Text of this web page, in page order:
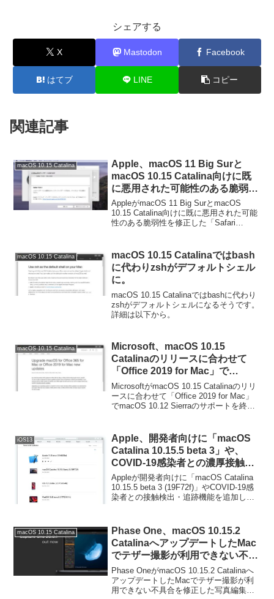
シェアする
X Mastodon Facebook
はてブ LINE コピー
関連記事
macOS 10.15 Catalina
Apple、macOS 11 Big Surと
macOS 10.15 Catalina向けに既
に悪用された可能性のある脆弱性
を修正した「Safari 15.6.1」をリ
リース。
AppleがmacOS 11 Big SurとmacOS
10.15 Catalina向けに既に悪用された可能
性のある脆弱性を修正した「Safari
macOS 10.15 Catalina
macOS 10.15 Catalinaではbash
に代わりzshがデフォルトシェル
に。
macOS 10.15 Catalinaではbashに代わり
zshがデフォルトシェルになるそうです。
詳細は以下から。
macOS 10.15 Catalina
Microsoft、macOS 10.15
Catalinaのリリースに合わせて
「Office 2019 for Mac」で
macOS 10.12 Sierraのサポート
を終了。Office 2011はCatalinaで
は起動不可能に。
MicrosoftがmacOS 10.15 Catalinaのリリ
ースに合わせて「Office 2019 for Mac」
でmacOS 10.12 Sierraのサポートを終了
iOS13
Apple、開発者向けに「macOS
Catalina 10.15.5 beta 3」や、
COVID-19感染者との濃厚接触の
可能性を検出する機能を追加した
「iOS 13.5 beta 3」を公開。
Appleが開発者向けに「macOS Catalina
10.15.5 beta 3 (19F72f)」やCOVID-19感
染者との接触検出・追跡機能を追加した
macOS 10.15 Catalina
Phase One、macOS 10.15.2
CatalinaへアップデートしたMac
でテザー撮影が利用できない不具
合を修正した写真編集アプリ
「Capture One v20.0.1/12.1.5」
をリリース。
Phase OneがmacOS 10.15.2 Catalinaへ
アップデートしたMacでテザー撮影が利
用できない不具合を修正した写真編集ア